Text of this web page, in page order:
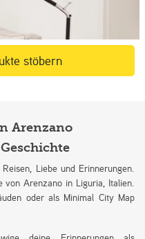
stöbern
Arenzano
Liebe und Erinnerungen.
Arenzano in Liguria, Italien.
oder als Minimal City Map